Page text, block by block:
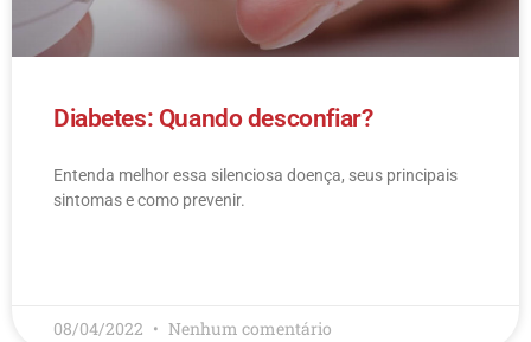
Diabetes: Quando desconfiar?
Entenda melhor essa silenciosa doença, seus principais
sintomas e como prevenir.
08/04/2022 Nenhum comentário